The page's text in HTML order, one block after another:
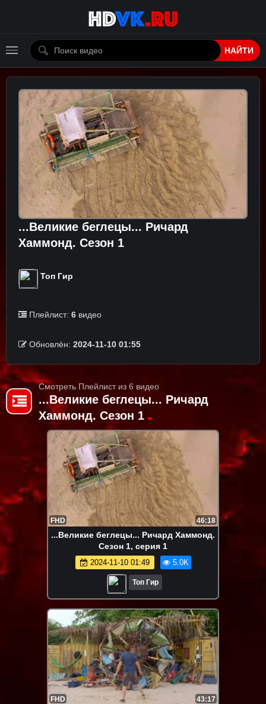
НАЙТИ
...Великие беглецы... Ричард
Хаммонд. Сезон 1
Топ Гир
Плейлист: 6 видео
Обновлён: 2024-11-10 01:55
Смотреть Плейлист из 6 видео
...Великие беглецы... Ричард
Хаммонд. Сезон 1
FHD 46:18
...Великие беглецы... Ричард Хаммонд.
Сезон 1, серия 1
2024-11-10 01:49 5.0K
Топ Гир
FHD 43:17